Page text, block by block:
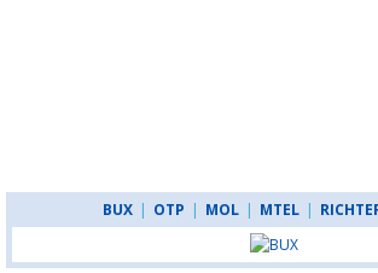
BUX | OTP | MOL | MTEL |